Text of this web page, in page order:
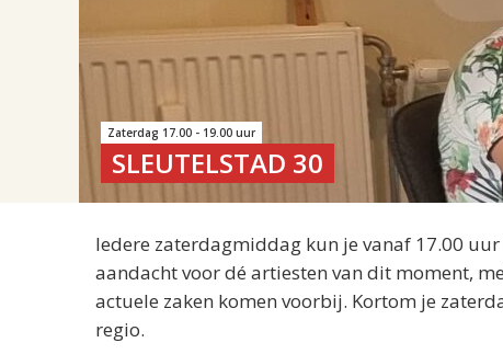
Zaterdag 17.00 - 19.00 uur
SLEUTELSTAD 30
Iedere zaterdagmiddag kun je vanaf 17.00
aandacht voor dé artiesten van dit moment,
actuele zaken komen voorbij. Kortom je
regio.